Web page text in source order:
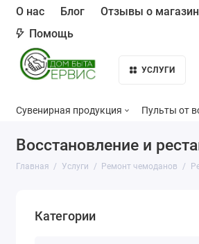
О нас Блог Отзывы о
Помощь
УСЛУГИ
Сувенирная продукция Пульты от
Восстановление и
Главная Услуги Ремонт чемоданов
Категории